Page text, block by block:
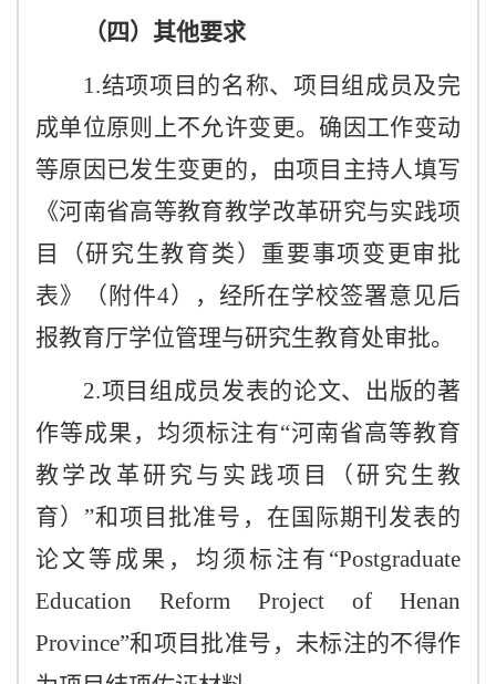
（四）其他要求
1.结项项目的名称、项目组成员及完
成单位原则上不允许变更。确因工作变动
等原因已发生变更的，由项目主持人填写
《河南省高等教育教学改革研究与实践项
目（研究生教育类）重要事项变更审批
表》（附件4），经所在学校签署意见后
报教育厅学位管理与研究生教育处审批。
2.项目组成员发表的论文、出版的著
作等成果，均须标注有“河南省高等教育
教学改革研究与实践项目（研究生教
育）”和项目批准号，在国际期刊发表的
论文等成果，均须标注有 “Postgraduate
Education Reform Project of Henan
Province”和项目批准号，未标注的不得作